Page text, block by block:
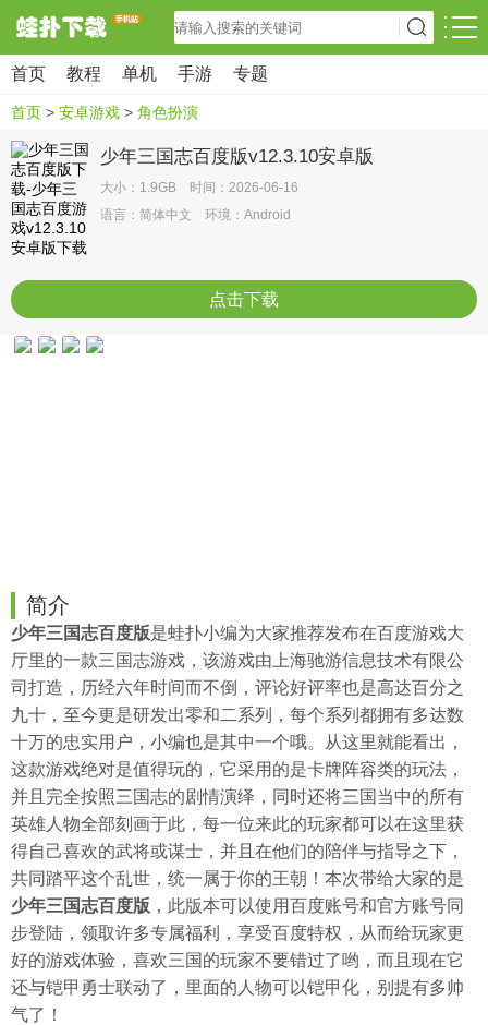
首页 教程 单机 手游 专题
首页 > 安卓游戏 > 角色扮演
少年三国志百度版v12.3.10安卓版
大小：1.9GB 时间：2026-06-16
语言：简体中文 环境：Android
点击下载
简介
少年三国志百度版是蛙扑小编为大家推荐发布在百度游戏大
厅里的一款三国志游戏，该游戏由上海驰游信息技术有限公
司打造，历经六年时间而不倒，评论好评率也是高达百分之
九十，至今更是研发出零和二系列，每个系列都拥有多达数
十万的忠实用户，小编也是其中一个哦。从这里就能看出，
这款游戏绝对是值得玩的，它采用的是卡牌阵容类的玩法，
并且完全按照三国志的剧情演绎，同时还将三国当中的所有
英雄人物全部刻画于此，每一位来此的玩家都可以在这里获
得自己喜欢的武将或谋士，并且在他们的陪伴与指导之下，
共同踏平这个乱世，统一属于你的王朝！本次带给大家的是
少年三国志百度版 ，此版本可以使用百度账号和官方账号同
步登陆，领取许多专属福利，享受百度特权，从而给玩家更
好的游戏体验，喜欢三国的玩家不要错过了哟，而且现在它
还与铠甲勇士联动了，里面的人物可以铠甲化，别提有多帅
气了！